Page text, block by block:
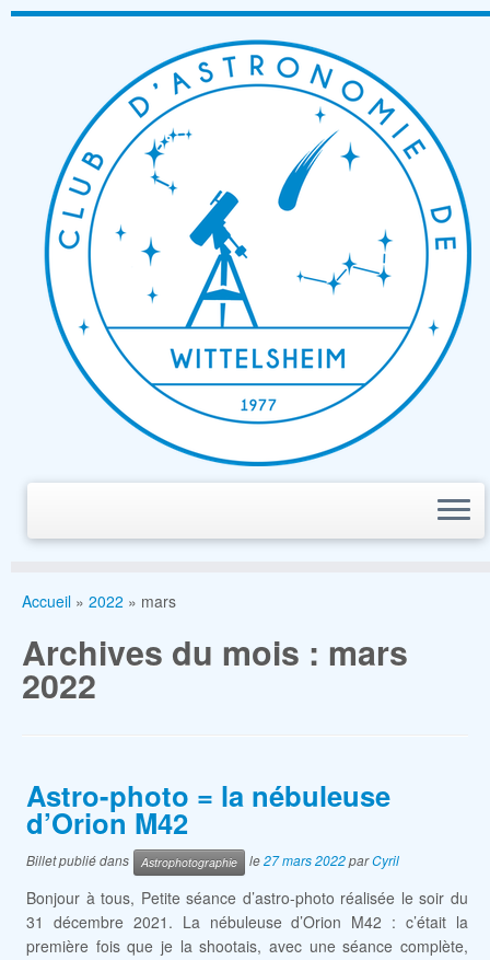
Passer
Accueil » 2022 » mars
Archives du mois : mars
2022
Astro-photo = la nébuleuse
d’Orion M42
Billet publié dans Astrophotographie le27 mars 2022parCyril
Bonjour à tous, Petite séance d’astro-photo réalisée le soir du
31 décembre 2021. La nébuleuse d’Orion M42 : c’était la
première fois que je la shootais, avec une séance complète,